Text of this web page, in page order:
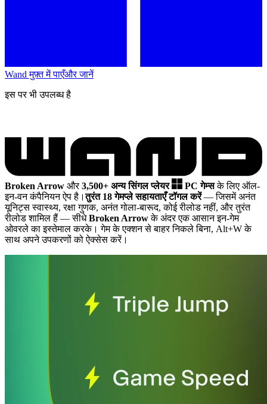
Wand मुफ़्त में पाएँऔर जानें
इस पर भी उपलब्ध है
Broken Arrow और3,500+ अन्य सिंगल प्लेयर PC गेम्सके लिए ऑल-
इन-वन कंपैनियन ऐप है।तुरंत 18 गेमप्ले सहायताएँ टॉगल करें— जिसमें अनंत
यूनिट्स स्वास्थ्य, रक्षा गुणक, अनंत गोला-बारूद, कोई रीलोड नहीं, और तुरंत
रीलोड शामिल हैं — सीधेBroken Arrowके अंदर एक आसान इन-गेम
ओवरले का इस्तेमाल करके। गेम के एक्शन से बाहर निकले बिना, Alt+W के
साथ अपने उपकरणों को ऐक्सेस करें।